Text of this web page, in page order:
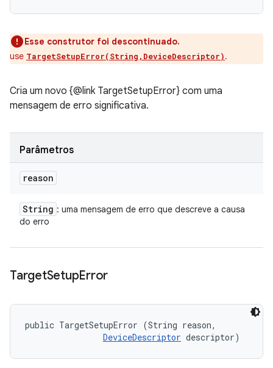
Esse construtor foi descontinuado.
use TargetSetupError(String,DeviceDescriptor).
Cria um novo {@link TargetSetupError} com uma
mensagem de erro significativa.
Parâmetros
reason
String : uma mensagem de erro que descreve a causa
do erro
TargetSetupError
public TargetSetupError (String reason,
DeviceDescriptor descriptor)